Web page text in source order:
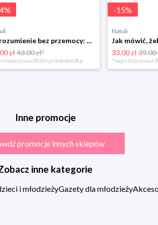
%
Porozumienie bez przemocy: o języku życia Czarna owca
zł43.00 zł*
cena z 30 dni przed obniżką
-15%
Natuli
33.00 zł39.00
*najniższa cena z
Inne promocje
promocje innych sklepów
inne kategorie
i młodzieżyGazety dla młodzieży